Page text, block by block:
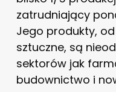
zatrudniający
Jego produkty,
sztuczne, są
sektorów jak
budownictwo i